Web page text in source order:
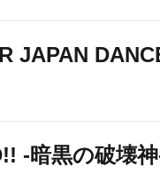
JAPAN
-暗黒の破壊